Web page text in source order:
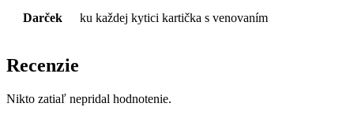
Darček ku každej kytici kartička s venovaním
Recenzie
Nikto zatiaľ nepridal hodnotenie.